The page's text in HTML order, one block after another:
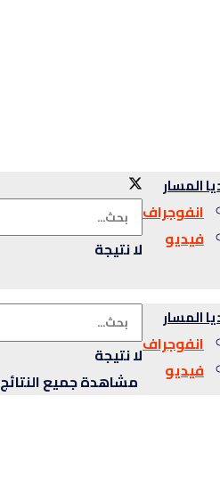
المسار
انفوجراف
فيديو
لا نتيجة
المسار
انفوجراف
فيديو
لا نتيجة
مشاهدة جميع النتائج